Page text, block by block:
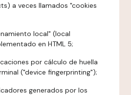
a veces llamados "cookies
local" (local
en HTML 5;
por cálculo de huella
("device fingerprinting");
generados por los